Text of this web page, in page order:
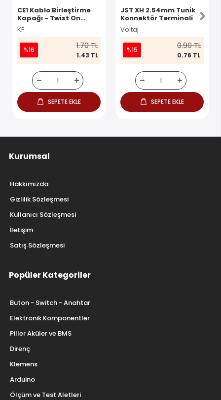
CE1 Kablo Birleştirme
Kapağı - Twist On
Konnektör
KF
%16 1.70 TL
1.43 TL
SEPETE EKLE
JST XH 2.54mm Tunik
Konnektör Terminali
Voltaj
%15 0.90 TL
0.76 TL
SEPETE EKLE
Kurumsal
Hakkımızda
Gizlilik Sözleşmesi
Kullanıcı Sözleşmesi
İletişim
Satış Sözleşmesi
Popüler Kategoriler
Buton - Switch - Anahtar
Elektronik Komponentler
Piller Aküler ve BMS
Direnç
Klemens
Arduino
Ölçüm ve Test Aletleri